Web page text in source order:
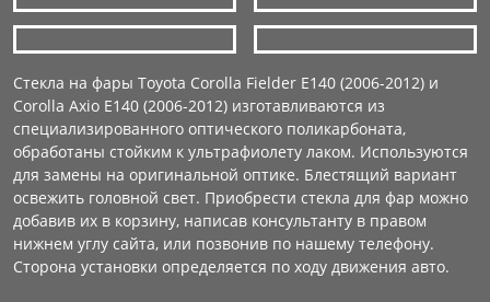
Стекла на фары Toyota Corolla Fielder E140 (2006-2012) и
Corolla Axio E140 (2006-2012) изготавливаются из
специализированного оптического поликарбоната,
обработаны стойким к ультрафиолету лаком. Используются
для замены на оригинальной оптике. Блестящий вариант
освежить головной свет. Приобрести стекла для фар можно
добавив их в корзину, написав консультанту в правом
нижнем углу сайта, или позвонив по нашему телефону.
Сторона установки определяется по ходу движения авто.